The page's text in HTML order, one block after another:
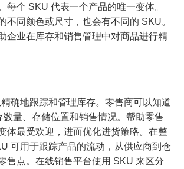
每个 SKU 代表一个产品的唯一变体。
不同颜色或尺寸，也会有不同的 SKU。
企业在库存和销售管理中对商品进行精
确地跟踪和管理库存。零售商可以知道
量、存储位置和销售情况。帮助零售
体最受欢迎，进而优化进货策略。在整
可用于跟踪产品的流动，从供应商到仓
售点。在线销售平台使用 SKU 来区分